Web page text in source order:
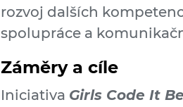
rozvoj dalších
spolupráce a
Záměry a cíle
Iniciativa Girls Code It